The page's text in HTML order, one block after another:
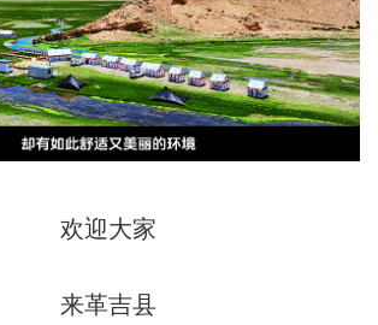
欢迎大家
来革吉县